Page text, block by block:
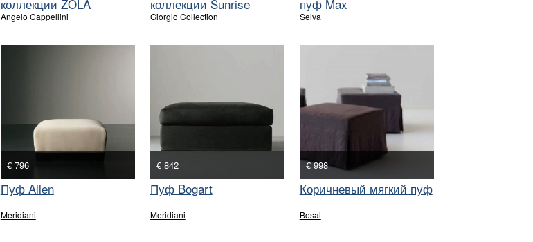
коллекции ZOLA
Angelo Cappellini
коллекции Sunrise
Giorgio Collection
пуф Max
Selva
€ 796
Пуф Allen
Meridiani
€ 842
Пуф Bogart
Meridiani
€ 998
Коричневый мягкий пуф
Bosal